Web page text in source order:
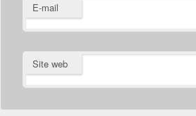
E-mail
Site web